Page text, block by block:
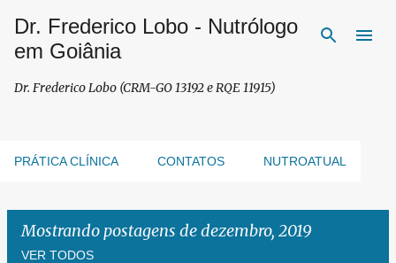
Pular para o conteúdo principal
Dr. Frederico Lobo - Nutrólogo
em Goiânia
Dr. Frederico Lobo (CRM-GO 13192 e RQE 11915)
PRÁTICA CLÍNICA CONTATOS NUTROATUAL
Mostrando postagens de dezembro, 2019
VER TODOS